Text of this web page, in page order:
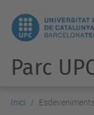
Parc
Inici Esdeveniments